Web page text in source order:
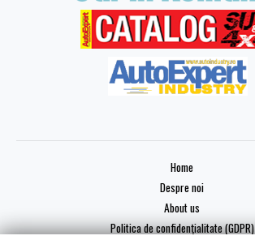
Home
Despre noi
About us
Politica de confidențialitate (GDPR)